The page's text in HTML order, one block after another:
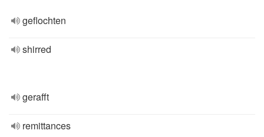
geflochten
shirred
gerafft
remittances